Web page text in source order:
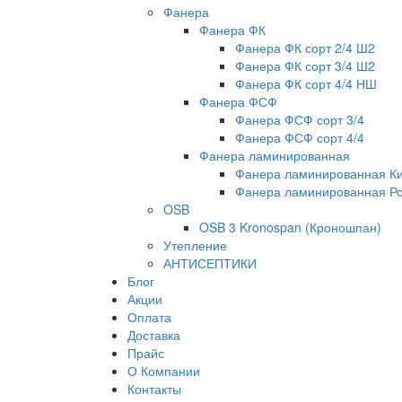
Фанера
Фанера ФК
Фанера ФК сорт 2/4 Ш2
Фанера ФК сорт 3/4 Ш2
Фанера ФК сорт 4/4 НШ
Фанера ФСФ
Фанера ФСФ сорт 3/4
Фанера ФСФ сорт 4/4
Фанера ламинированная
Фанера ламинированная
Фанера ламинированная
OSB
OSB 3 Kronospan (Кроношпан)
Утепление
АНТИСЕПТИКИ
Блог
Акции
Оплата
Доставка
Прайс
О Компании
Контакты